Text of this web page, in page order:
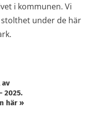
i kommunen. Vi
under de här
av
2025.
här »